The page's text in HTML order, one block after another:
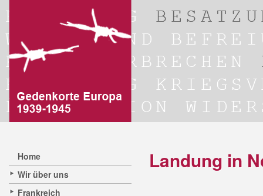
Home
Wir über uns
Frankreich
Landung in